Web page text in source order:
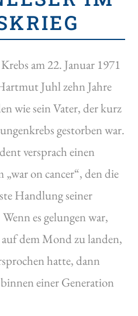
am 22. Januar 1971
Juhl zehn Jahre
wie sein Vater, der kurz
gestorben war.
versprach einen
on cancer“, den die
Handlung seiner
es gelungen war,
dem Mond zu landen,
hatte, dann
einer Generation